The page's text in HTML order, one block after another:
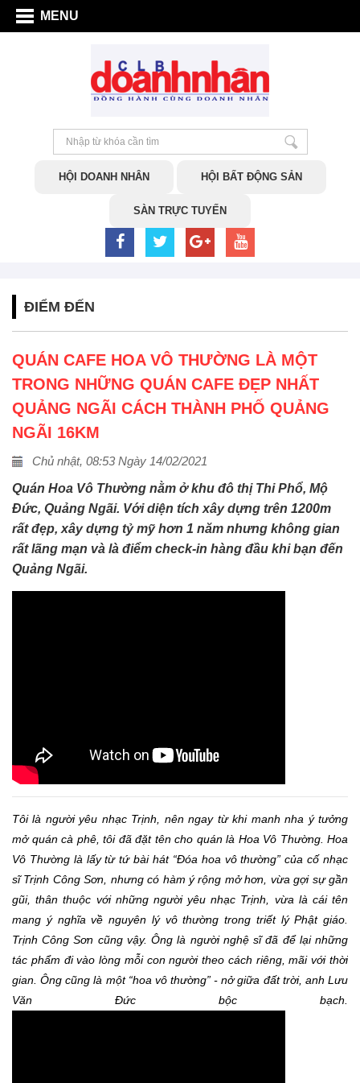
MENU
HỘI DOANH NHÂN HỘI BẤT ĐỘNG SẢN
SÀN TRỰC TUYẾN
ĐIỂM ĐẾN
QUÁN CAFE HOA VÔ THƯỜNG LÀ MỘT
TRONG NHỮNG QUÁN CAFE ĐẸP NHẤT
QUẢNG NGÃI CÁCH THÀNH PHỐ QUẢNG
NGÃI 16KM
Chủ nhật, 08:53 Ngày 14/02/2021
Quán Hoa Vô Thường nằm ở khu đô thị Thi Phổ, Mộ
Đức, Quảng Ngãi. Với diện tích xây dựng trên 1200m
rất đẹp, xây dựng tỷ mỹ hơn 1 năm nhưng không gian
rất lãng mạn và là điểm check-in hàng đầu khi bạn đến
Quảng Ngãi.
Tôi là người yêu nhạc Trịnh, nên ngay từ khi manh nha ý tưởng
mở quán cà phê, tôi đã đặt tên cho quán là Hoa Vô Thường. Hoa
Vô Thường là lấy từ tứ bài hát “Đóa hoa vô thường” của cố nhạc
sĩ Trịnh Công Sơn, nhưng có hàm ý rộng mở hơn, vừa gợi sự gần
gũi, thân thuộc với những người yêu nhạc Trịnh, vừa là cái tên
mang ý nghĩa về nguyên lý vô thường trong triết lý Phật giáo.
Trịnh Công Sơn cũng vậy. Ông là người nghệ sĩ đã để lại những
tác phẩm đi vào lòng mỗi con người theo cách riêng, mãi với thời
gian. Ông cũng là một “hoa vô thường” - nở giữa đất trời, anh Lưu
Văn Đức bộc bạch.